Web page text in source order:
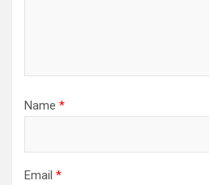
Name *
Email *